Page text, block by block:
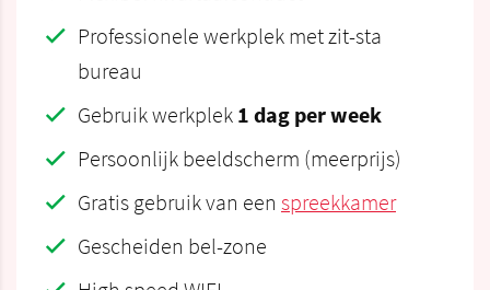
Professionele werkplek met zit-sta
bureau
Gebruik werkplek 1 dag per week
Persoonlijk beeldscherm (meerprijs)
Gratis gebruik van een spreekkamer
Gescheiden bel-zone